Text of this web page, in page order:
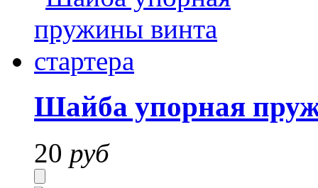
Шайба упорная
20 руб